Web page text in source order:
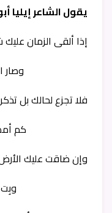
يقول الشاعر إيليا
إذا ألقى الزمان عليك
وصار العيش
فلا تجزع لحالك بل تذكر
كم أمضيت في
وإن ضاقت عليك
وبِت تئن من